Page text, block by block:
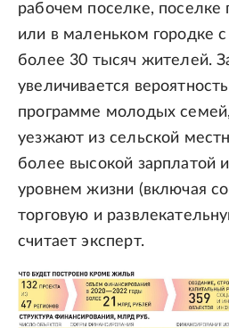
рабочем поселке, поселке
или в маленьком городке
более 30 тысяч жителей.
увеличивается
программе молодых
уезжают из сельской
более высокой зарплатой
уровнем жизни (включая
торговую и
считает эксперт.